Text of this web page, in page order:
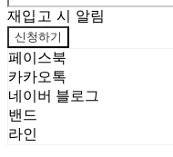
재입고 시 알림
신청하기
페이스북
카카오톡
네이버 블로그
밴드
라인